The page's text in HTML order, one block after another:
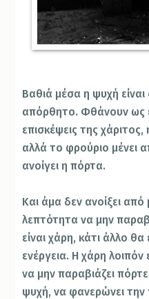
Βαθιά μέσα η ψυχή
απόρθητο. Φθάνουν ως
επισκέψεις της
αλλά το φρούριο μένει
ανοίγει η πόρτα.
Και άμα δεν ανοίξει
λεπτότητα να μην
είναι χάρη, κάτι άλλο θα
ενέργεια. Η χάρη
να μην παραβιάζει
ψυχή, να φανερώνει την